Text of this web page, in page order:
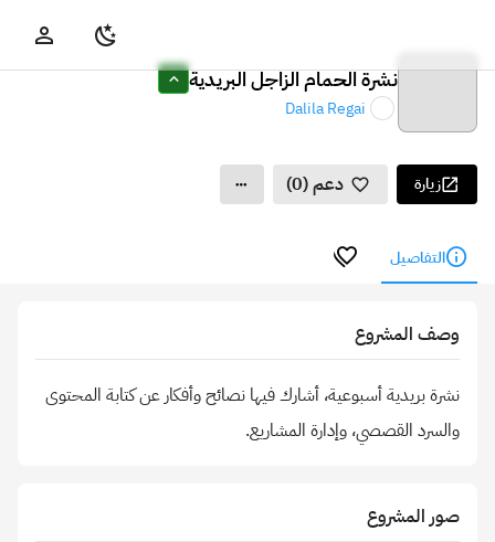
نشرة الحمام الزاجل البريدية
Dalila Regai
زيارة دعم (0)
التفاصيل
وصف المشروع
نشرة بريدية أسبوعية، أشارك فيها نصائح وأفكار عن كتابة المحتوى
والسرد القصصي، وإدارة المشاريع.
صور المشروع